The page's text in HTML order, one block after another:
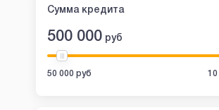
Сумма кредита
500 000 руб
50 000 руб 10